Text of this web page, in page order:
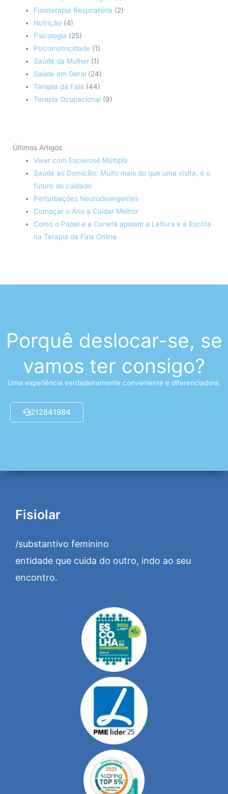
Fisioterapia Respiratória (2)
Nutrição (4)
Psicologia (25)
Psicomotricidade (1)
Saúde da Mulher (1)
Saúde em Geral (24)
Terapia da Fala (44)
Terapia Ocupacional (9)
Últimos Artigos
Viver com Esclerose Múltipla
Saúde ao Domicílio: Muito mais do que uma visita, é o
futuro do cuidado
Perturbações Neurodivergentes
Começar o Ano a Cuidar Melhor
Como o Papel e a Caneta apoiam a Leitura e a Escrita
na Terapia da Fala Online
Porquê deslocar-se, se
vamos ter consigo?
Uma experiência verdadeiramente conveniente e diferenciadora.
212841984
Fisiolar
/substantivo feminino
entidade que cuida do outro, indo ao seu
encontro.